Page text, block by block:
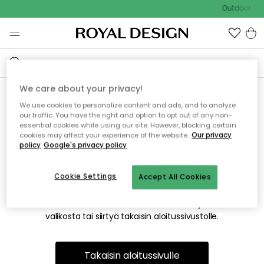
Outdoor
Emme valitettavasti löydä
etsimääsi sivua
Tämä voi johtua siitä, että sivua ei enää ole tai siitä, että se
on siirretty muualle. Pahoittelemme tästä mahdollisesti
valikosta tai siirtyä takaisin aloitussivustolle.
Takaisin aloitussivulle
We care about your privacy!
We use cookies to personalize content and ads, and to analyze
our traffic. You have the right and option to opt out of any non-
essential cookies while using our site. However, blocking certain
cookies may affect your experience of the website. Our privacy
policy Google's privacy policy
Accept All Cookies
Cookie Settings